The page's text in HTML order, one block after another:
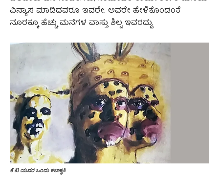
ವಿನ್ಯಾಸ ಮಾಡಿದವರೂ ಇವರೇ. ಅವರೇ ಹೇಳಿಕೊಂಡಂತೆ
ನೂರಕ್ಕೂ ಹೆಚ್ಚು ಮನೆಗಳ ವಾಸ್ತು ಶಿಲ್ಪ ಇವರದ್ದು.
ಕೆ ಟಿ ಯವರ ಒಂದು ಕಲಾಕೃತಿ